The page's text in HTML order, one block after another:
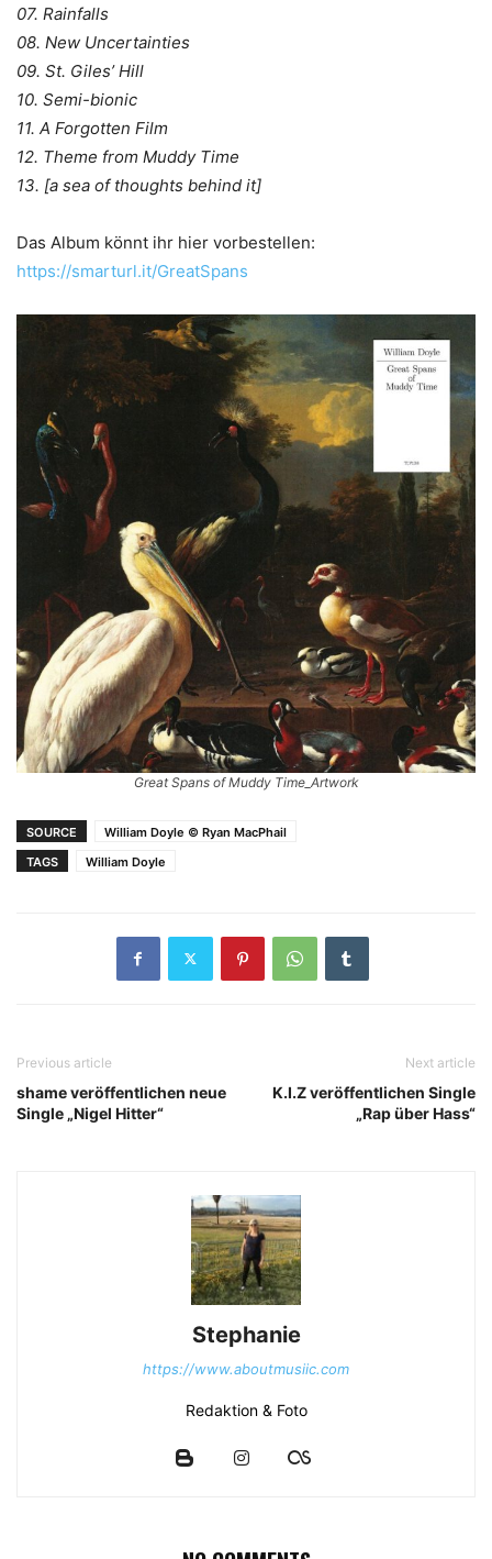
07. Rainfalls
08. New Uncertainties
09. St. Giles’ Hill
10. Semi-bionic
11. A Forgotten Film
12. Theme from Muddy Time
13. [a sea of thoughts behind it]
Das Album könnt ihr hier vorbestellen:
https://smarturl.it/GreatSpans
Great Spans of Muddy Time_Artwork
SOURCE
William Doyle © Ryan MacPhail
TAGS
William Doyle
Previous article
shame veröffentlichen neue
Single „Nigel Hitter“
Next article
K.I.Z veröffentlichen Single
„Rap über Hass“
Stephanie
https://www.aboutmusiic.com
Redaktion & Foto